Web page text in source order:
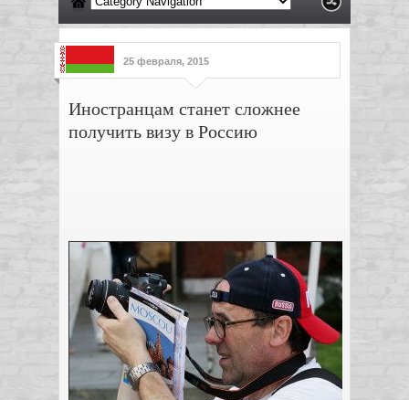
25 февраля, 2015
Иностранцам станет сложнее
получить визу в Россию